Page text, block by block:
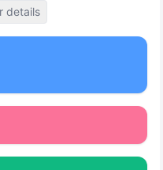
details